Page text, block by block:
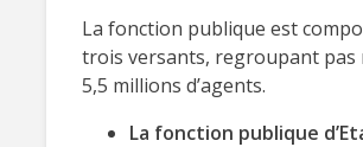
La fonction publique est
trois versants, regroupant pas
5,5 millions d’agents.
La fonction publique